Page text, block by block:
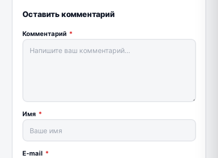
Оставить комментарий
Комментарий *
Имя *
E-mail *